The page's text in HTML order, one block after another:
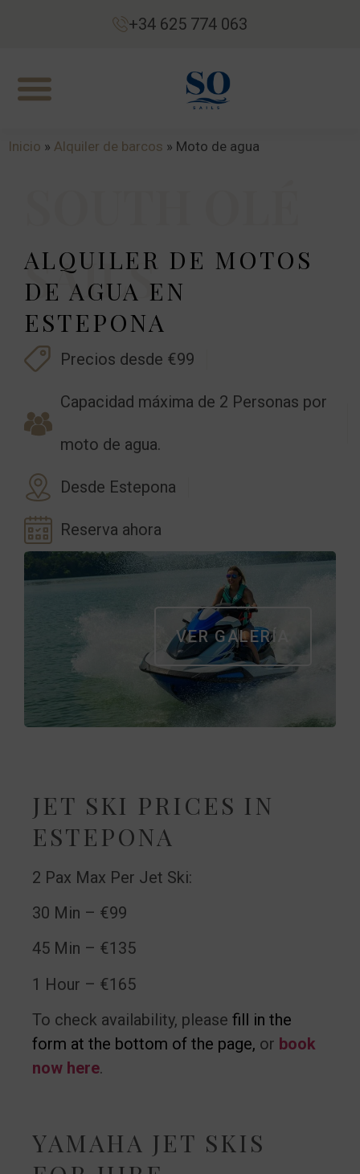
+34 625 774 063
Inicio » Alquiler de barcos » Moto de agua
SAILS
ALQUILER DE MOTOS
DE AGUA EN
ESTEPONA
Precios desde €99
Capacidad máxima de 2 Personas por
moto de agua.
Desde Estepona
Reserva ahora
VER GALERÍA
JET SKI PRICES IN
ESTEPONA
2 Pax Max Per Jet Ski:
30 Min – €99
45 Min – €135
1 Hour – €165
To check availability, please fill in the
form at the bottom of the page, or book
now here.
YAMAHA JET SKIS